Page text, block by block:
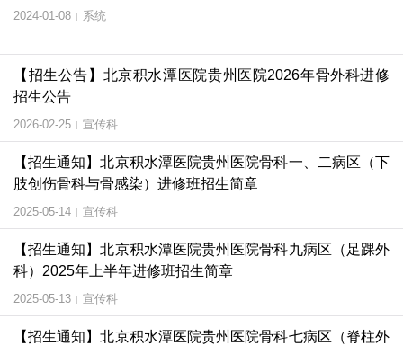
2024-01-08 | 系统
【招生公告】北京积水潭医院贵州医院2026年骨外科进修
招生公告
2026-02-25 | 宣传科
【招生通知】北京积水潭医院贵州医院骨科一、二病区（下
肢创伤骨科与骨感染）进修班招生简章
2025-05-14 | 宣传科
【招生通知】北京积水潭医院贵州医院骨科九病区（足踝外
科）2025年上半年进修班招生简章
2025-05-13 | 宣传科
【招生通知】北京积水潭医院贵州医院骨科七病区（脊柱外